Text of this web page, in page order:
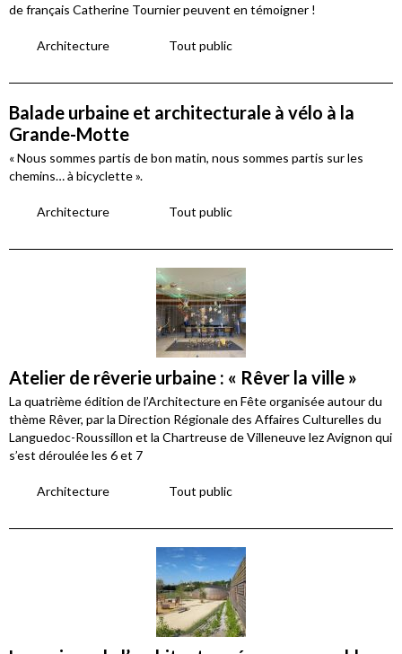
de français Catherine Tournier peuvent en témoigner !
Architecture Tout public
Balade urbaine et architecturale à vélo à la
Grande-Motte
« Nous sommes partis de bon matin, nous sommes partis sur les
chemins… à bicyclette ».
Architecture Tout public
Atelier de rêverie urbaine : « Rêver la ville »
La quatrième édition de l’Architecture en Fête organisée autour du
thème Rêver, par la Direction Régionale des Affaires Culturelles du
Languedoc-Roussillon et la Chartreuse de Villeneuve lez Avignon qui
s’est déroulée les 6 et 7
Architecture Tout public